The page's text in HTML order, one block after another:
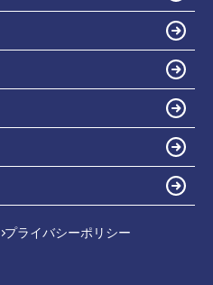
プライバシーポリシー